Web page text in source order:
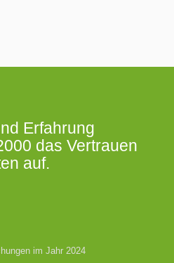
Erfahrung
das Vertrauen
auf.
im Jahr 2024